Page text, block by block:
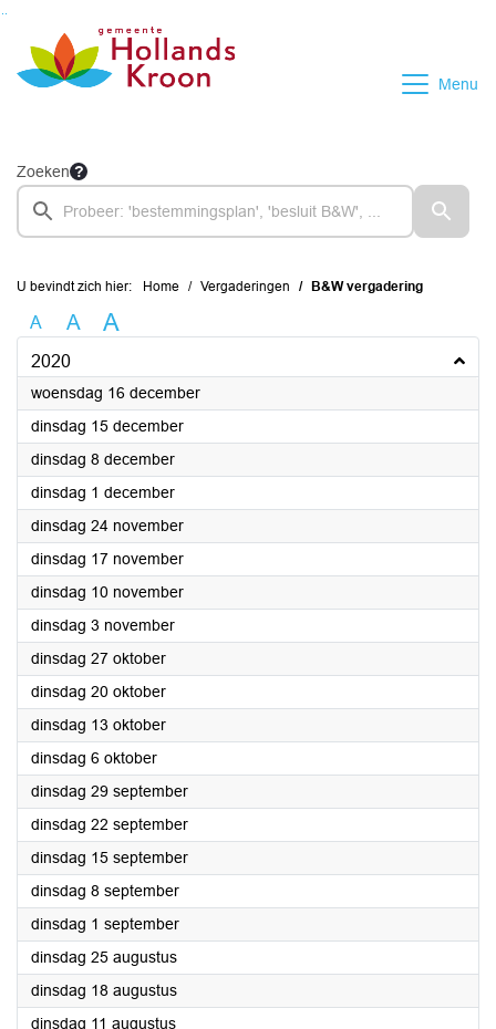
Ga naar de inhoud van deze pagina
Menu
Zoeken
U bevindt zich hier: Home Vergaderingen B&W vergadering
A A A
2020
woensdag 16 december2020
dinsdag 15 december2020
dinsdag 8 december2020
dinsdag 1 december2020
dinsdag 24 november2020
dinsdag 17 november2020
dinsdag 10 november2020
dinsdag 3 november2020
dinsdag 27 oktober2020
dinsdag 20 oktober2020
dinsdag 13 oktober2020
dinsdag 6 oktober2020
dinsdag 29 september2020
dinsdag 22 september2020
dinsdag 15 september2020
dinsdag 8 september2020
dinsdag 1 september2020
dinsdag 25 augustus2020
dinsdag 18 augustus2020
dinsdag 11 augustus2020